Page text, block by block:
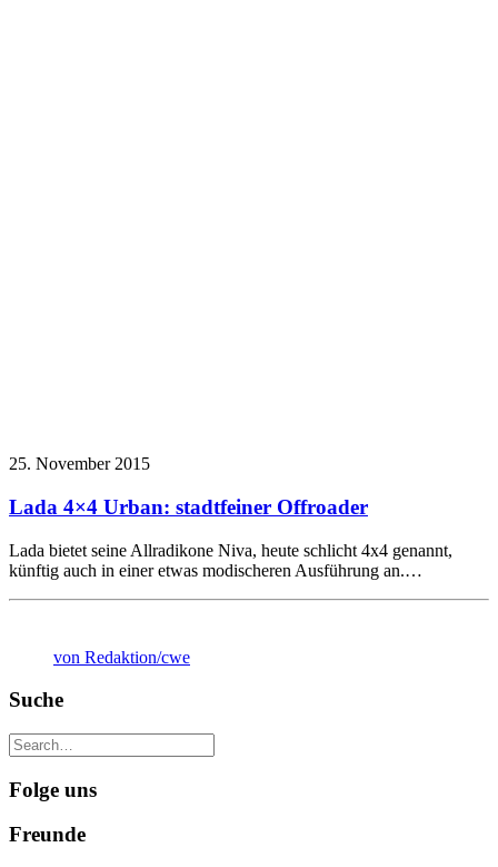
25. November 2015
Lada 4×4 Urban: stadtfeiner Offroader
Lada bietet seine Allradikone Niva, heute schlicht 4x4 genannt,
künftig auch in einer etwas modischeren Ausführung an.…
von Redaktion/cwe
Suche
Folge uns
Freunde